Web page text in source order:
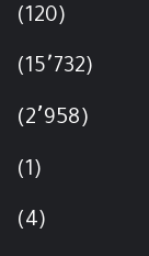
(120)
(15٬732)
(2٬958)
(1)
(4)